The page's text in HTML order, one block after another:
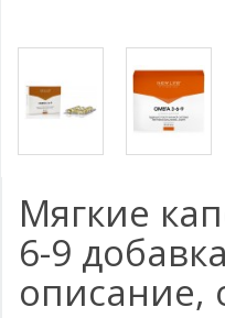
Мягкие
6-9
описание,